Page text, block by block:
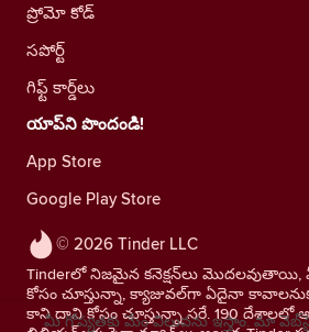
© 2026 Tinder LLC
Tinderలో నిజమైన కనెక్షన్‌లు
కోసం చూస్తున్నా, క్యాజువల్‌గా ఏదైనా
కాని దాని కోసం చూస్తున్నా సరే. 190 దేశాలలో
ప్రోమో కోడ్
సపోర్ట్
గిఫ్ట్ కార్డ్‌లు
యాప్‌ని పొందండి!
App Store
Google Play Store
మీ గోప్యతకు మేం విలువను ఇస్తాం. మా